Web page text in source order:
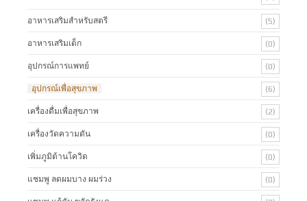
อาหารเสริมสำหรับสตรี (5)
อาหารเสริมเด็ก (0)
อุปกรณ์การแพทย์ (0)
อุปกรณ์เพื่อสุขภาพ (6)
เครื่องดื่มเพื่อสุขภาพ (2)
เครื่องวัดความดัน (0)
เพิ่มภูมิต้านโควิด (0)
แชมพู ลดผมบาง ผมร่วง (0)